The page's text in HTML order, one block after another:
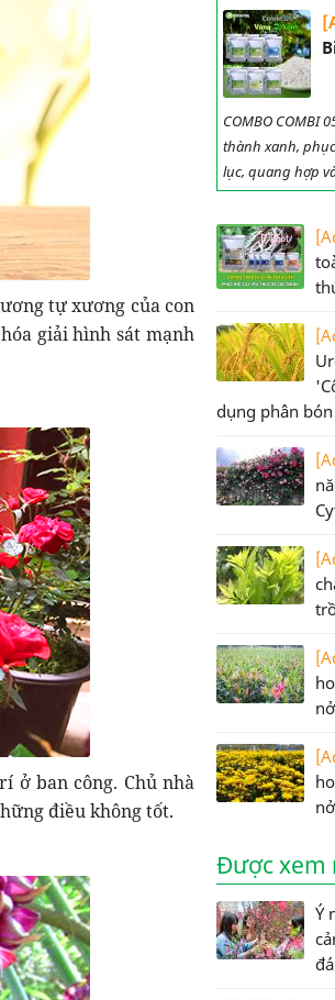
tự xương của con
giải hình sát mạnh
ở ban công. Chủ nhà
điều không tốt.
COMBO COMBI
thành xanh,
lục, quang hợp
dụng phân bón
Được xem
Ý